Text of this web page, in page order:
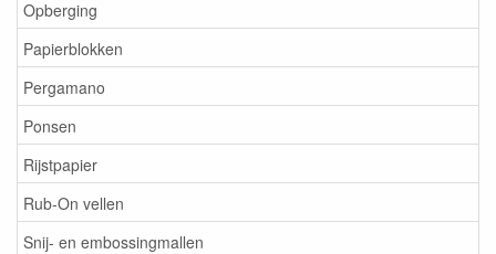
Opberging
Papierblokken
Pergamano
Ponsen
Rijstpapier
Rub-On vellen
Snij- en embossingmallen